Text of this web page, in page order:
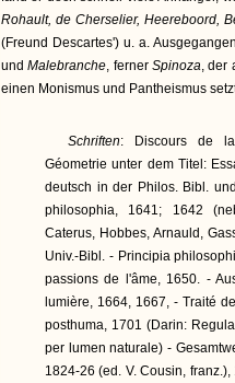
Rohault, de Cherselier, Heereboord,
(Freund Descartes') u. a.
undMalebranche, ferner Spinoza, der
einen Monismus und Pantheismus
Schriften: Discours de la
Géometrie unter dem Titel:
deutsch in der Philos. Bibl.
philosophia, 1641; 1642
Caterus, Hobbes, Arnauld,
Univ.-Bibl. - Principia
passions de l'âme, 1650. -
lumière, 1664, 1667, - Traité
posthuma, 1701 (Darin:
per lumen naturale) -
1824-26 (ed. V. Cousin,